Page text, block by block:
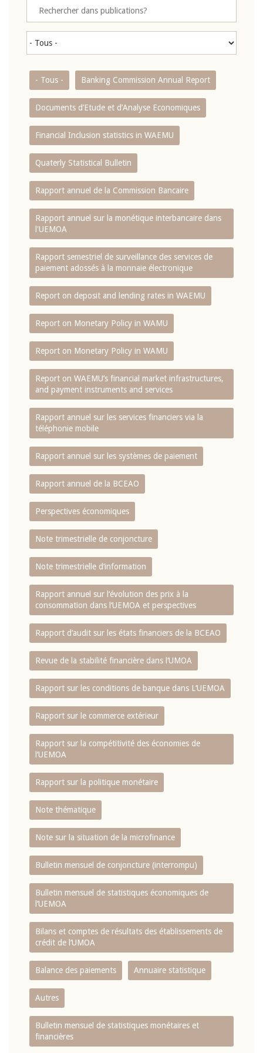
- Tous - Banking Commission Annual Report
Documents d’Etude et d’Analyse Economiques
Financial Inclusion statistics in WAEMU
Quaterly Statistical Bulletin
Rapport annuel de la Commission Bancaire
Rapport annuel sur la monétique interbancaire dans
l'UEMOA
Rapport semestriel de surveillance des services de
paiement adossés à la monnaie électronique
Report on deposit and lending rates in WAEMU
Report on Monetary Policy in WAMU
Report on Monetary Policy in WAMU
Report on WAEMU’s financial market infrastructures,
and payment instruments and services
Rapport annuel sur les services financiers via la
téléphonie mobile
Rapport annuel sur les systèmes de paiement
Rapport annuel de la BCEAO
Perspectives économiques
Note trimestrielle de conjoncture
Note trimestrielle d‘information
Rapport annuel sur l‘évolution des prix à la
consommation dans l‘UEMOA et perspectives
Rapport d‘audit sur les états financiers de la BCEAO
Revue de la stabilité financière dans l‘UMOA
Rapport sur les conditions de banque dans L‘UEMOA
Rapport sur le commerce extérieur
Rapport sur la compétitivité des économies de
l‘UEMOA
Rapport sur la politique monétaire
Note thématique
Note sur la situation de la microfinance
Bulletin mensuel de conjoncture (interrompu)
Bulletin mensuel de statistiques économiques de
l‘UEMOA
Bilans et comptes de résultats des établissements de
crédit de l‘UMOA
Balance des paiements Annuaire statistique
Autres
Bulletin mensuel de statistiques monétaires et
financières